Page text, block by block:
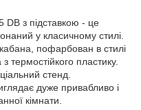
DB з підставкою - це
у класичному стилі.
пофарбован в стилі
термостійкого пластику.
стенд.
дуже привабливо і
кімнати.